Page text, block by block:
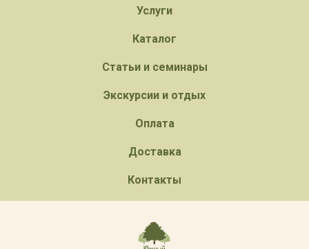
Услуги
Каталог
Статьи и семинары
Экскурсии и отдых
Оплата
Доставка
Контакты